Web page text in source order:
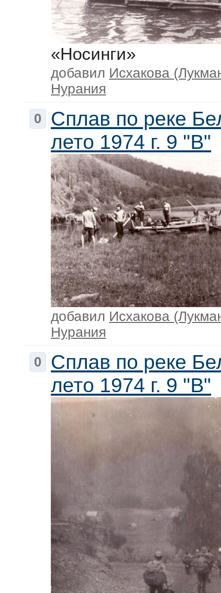
«Носинги»
добавил Исхакова
Нурания
0
Сплав по реке
лето 1974 г. 9 "В"
добавил Исхакова
Нурания
0
Сплав по реке
лето 1974 г. 9 "В"